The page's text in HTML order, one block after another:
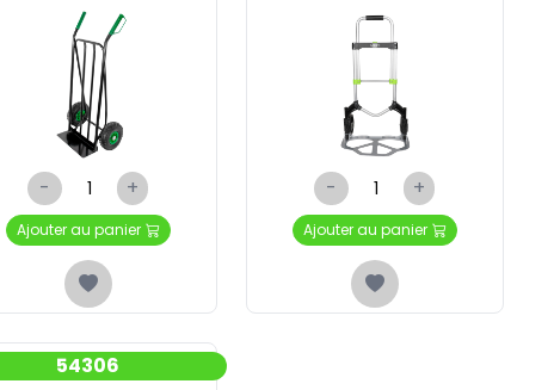
- +
Ajouter au panier
- +
Ajouter au panier
54306